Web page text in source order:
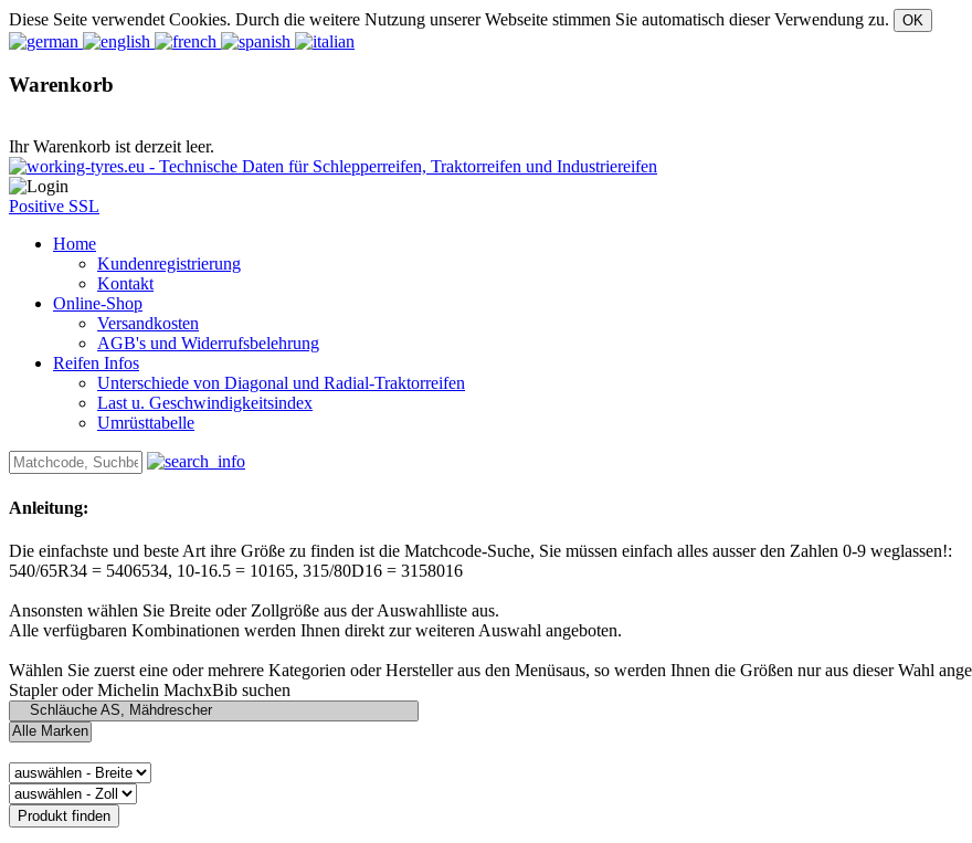
Diese Seite verwendet Cookies. Durch die weitere Nutzung unserer Webseite stimmen Sie automatisch dieser Verwendung zu.
Warenkorb
Ihr Warenkorb ist derzeit leer.
Positive SSL
Home
Kundenregistrierung
Kontakt
Online-Shop
Versandkosten
AGB's und Widerrufsbelehrung
Reifen Infos
Unterschiede von Diagonal und Radial-Traktorreifen
Last u. Geschwindigkeitsindex
Umrüsttabelle
Anleitung:
Die einfachste und beste Art ihre Größe zu finden ist die Matchcode-Suche, Sie müssen einfach alles ausser den Zahlen 0-9 weglassen!:
540/65R34 = 5406534, 10-16.5 = 10165, 315/80D16 = 3158016
Ansonsten wählen Sie Breite oder Zollgröße aus der Auswahlliste aus.
Alle verfügbaren Kombinationen werden Ihnen direkt zur weiteren Auswahl angeboten.
Wählen Sie zuerst eine oder mehrere Kategorien oder Hersteller aus den Menüsaus, so werden Ihnen die Größen nur aus dieser Wahl
Stapler oder Michelin MachxBib suchen